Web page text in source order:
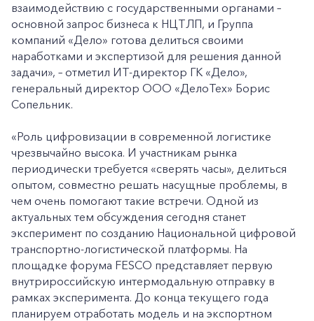
взаимодействию с государственными органами –
основной запрос бизнеса к НЦТЛП, и Группа
компаний «Дело» готова делиться своими
наработками и экспертизой для решения данной
задачи», – отметил ИТ-директор ГК «Дело»,
генеральный директор ООО «ДелоТех» Борис
Сопельник.
«Роль цифровизации в современной логистике
чрезвычайно высока. И участникам рынка
периодически требуется «сверять часы», делиться
опытом, совместно решать насущные проблемы, в
чем очень помогают такие встречи. Одной из
актуальных тем обсуждения сегодня станет
эксперимент по созданию Национальной цифровой
транспортно-логистической платформы. На
площадке форума FESCO представляет первую
внутрироссийскую интермодальную отправку в
рамках эксперимента. До конца текущего года
планируем отработать модель и на экспортном